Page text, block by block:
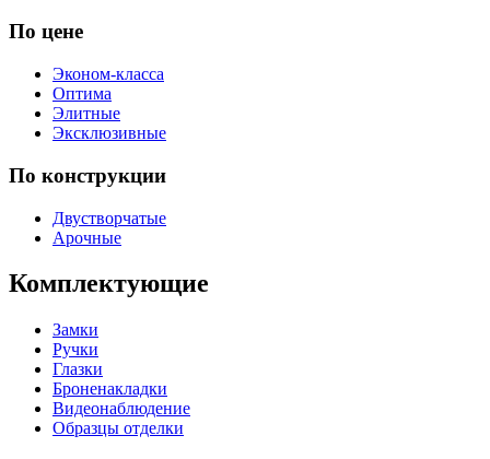
По цене
Эконом-класса
Оптима
Элитные
Эксклюзивные
По конструкции
Двустворчатые
Арочные
Комплектующие
Замки
Ручки
Глазки
Броненакладки
Видеонаблюдение
Образцы отделки